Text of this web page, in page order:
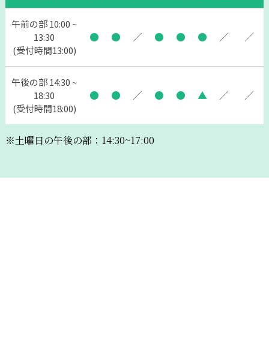
午前の部 10:00 ~
13:30
(受付時間13:00)
● ● ／ ● ● ● ／ ／
午後の部 14:30 ~
18:30
(受付時間18:00)
● ● ／ ● ● ▲ ／ ／
※土曜日の午後の部：14:30~17:00